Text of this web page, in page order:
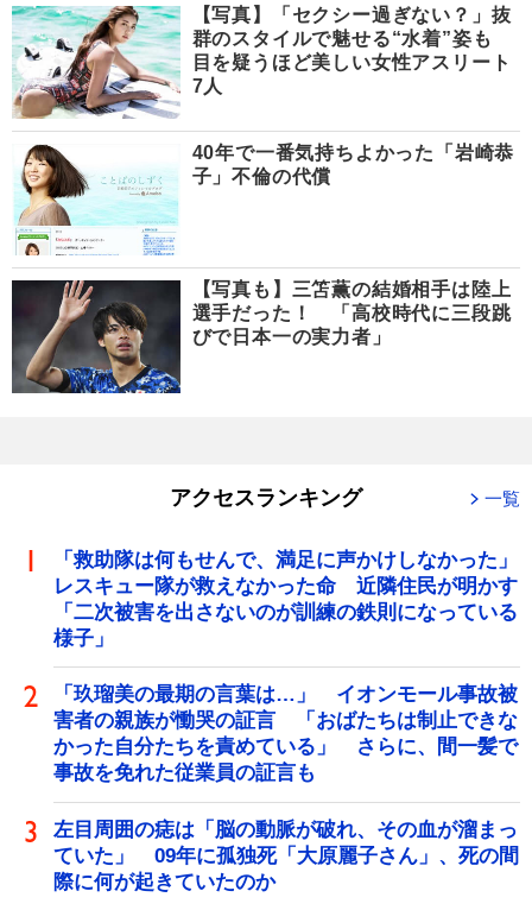
【写真】「セクシー過ぎない？」抜
群のスタイルで魅せる“水着”姿も
目を疑うほど美しい女性アスリート
7人
40年で一番気持ちよかった「岩崎恭
子」不倫の代償
【写真も】三笘薫の結婚相手は陸上
選手だった！ 「高校時代に三段跳
びで日本一の実力者」
アクセスランキング 一覧
「救助隊は何もせんで、満足に声かけしなかった」
レスキュー隊が救えなかった命 近隣住民が明かす
「二次被害を出さないのが訓練の鉄則になっている
様子」
「玖瑠美の最期の言葉は…」 イオンモール事故被
害者の親族が慟哭の証言 「おばたちは制止できな
かった自分たちを責めている」 さらに、間一髪で
事故を免れた従業員の証言も
左目周囲の痣は「脳の動脈が破れ、その血が溜まっ
ていた」 09年に孤独死「大原麗子さん」、死の間
際に何が起きていたのか